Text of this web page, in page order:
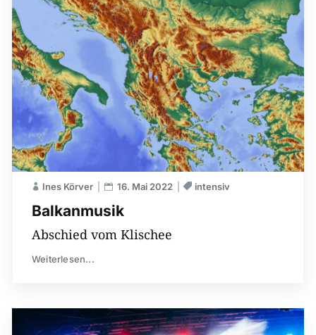
Balkanmusik
Ines Körver 16. Mai 2022 intensiv
Abschied vom Klischee
Weiterlesen...